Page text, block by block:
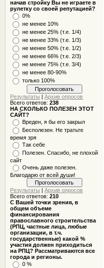
начав стройку Вы не играете в
рулетку со своей репутацией?
0%
не менее 10%
не менее 25% (т.е. 1/4)
не менее 33% (т.е. 1/3)
не менее 50% (т.е. 1/2)
не менее 66% (т.е. 2/3)
не менее 75% (т.е. 3/4)
не менее 80-90%
только 100%
Результаты |Архив опросов
Всего ответов:238
НА СКОЛЬКО ПОЛЕЗЕН ЭТОТ
САЙТ?
Вреден, я бы его закрыл
Бесполезен. Не тратьте
время зря
Так себе
Полезен. Спасибо, не плохой
сайт
Очень даже полезен.
Благодарю от всей души!
Результаты |Архив опросов
Всего ответов:210
С Вашей точки зрения, в
общем объеме
финансирования
православного строительства
(РПЦ, частные лица, любые
организации, в т.ч.
государственные) какой %
участия должен приходиться
на РПЦ? Рассматриваются все
города и регионы.
0 %